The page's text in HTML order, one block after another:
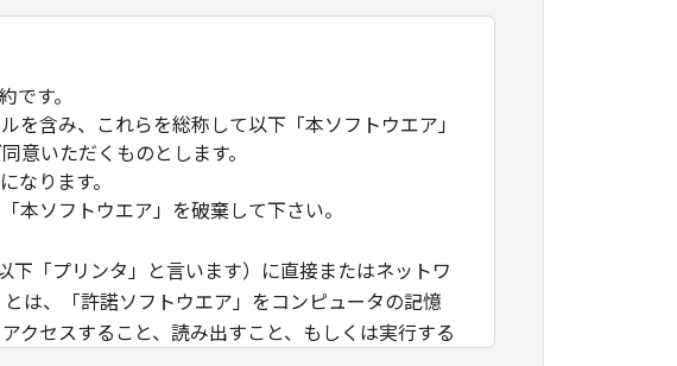
す。
含み、これらを総称して以下「本ソフトウエア」
意いただくものとします。
ります。
本ソフトウエア」を破棄して下さい。
「プリンタ」と言います）に直接またはネットワ
は、「許諾ソフトウエア」をコンピュータの記憶
クセスすること、読み出すこと、もしくは実行する